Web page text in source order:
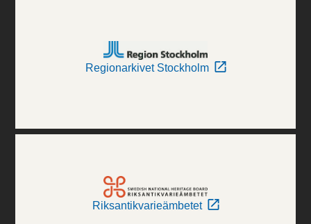
Regionarkivet Stockholm
Riksantikvarieämbetet